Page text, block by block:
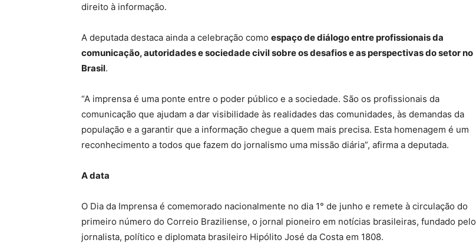
direito à informação.
A deputada destaca ainda a celebração como espaço de diálogo entre profissionais da
comunicação, autoridades e sociedade civil sobre os desafios e as perspectivas do setor no
Brasil.
“A imprensa é uma ponte entre o poder público e a sociedade. São os profissionais da
comunicação que ajudam a dar visibilidade às realidades das comunidades, às demandas da
população e a garantir que a informação chegue a quem mais precisa. Esta homenagem é um
reconhecimento a todos que fazem do jornalismo uma missão diária”, afirma a deputada.
A data
O Dia da Imprensa é comemorado nacionalmente no dia 1° de junho e remete à circulação do
primeiro número do Correio Braziliense, o jornal pioneiro em notícias brasileiras, fundado pelo
jornalista, político e diplomata brasileiro Hipólito José da Costa em 1808.